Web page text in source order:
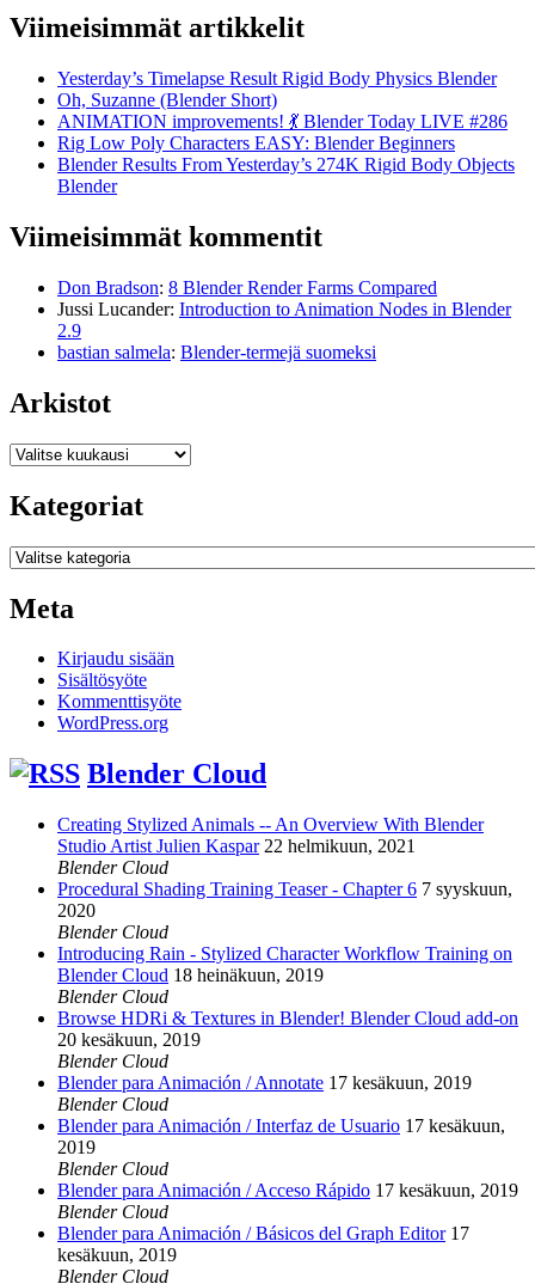
Viimeisimmät artikkelit
Yesterday’s Timelapse Result Rigid Body Physics Blender
Oh, Suzanne (Blender Short)
ANIMATION improvements! 💃 Blender Today LIVE #286
Rig Low Poly Characters EASY: Blender Beginners
Blender Results From Yesterday’s 274K Rigid Body Objects
Blender
Viimeisimmät kommentit
Don Bradson: 8 Blender Render Farms Compared
Jussi Lucander: Introduction to Animation Nodes in Blender
2.9
bastian salmela: Blender-termejä suomeksi
Arkistot
Arkistot
Kategoriat
Kategoriat
Meta
Kirjaudu sisään
Sisältösyöte
Kommenttisyöte
WordPress.org
Blender Cloud
Creating Stylized Animals -- An Overview With Blender
Studio Artist Julien Kaspar 22 helmikuun, 2021
Blender Cloud
Procedural Shading Training Teaser - Chapter 6 7 syyskuun,
2020
Blender Cloud
Introducing Rain - Stylized Character Workflow Training on
Blender Cloud 18 heinäkuun, 2019
Blender Cloud
Browse HDRi & Textures in Blender! Blender Cloud add-on
20 kesäkuun, 2019
Blender Cloud
Blender para Animación / Annotate 17 kesäkuun, 2019
Blender Cloud
Blender para Animación / Interfaz de Usuario 17 kesäkuun,
2019
Blender Cloud
Blender para Animación / Acceso Rápido 17 kesäkuun, 2019
Blender Cloud
Blender para Animación / Básicos del Graph Editor 17
kesäkuun, 2019
Blender Cloud